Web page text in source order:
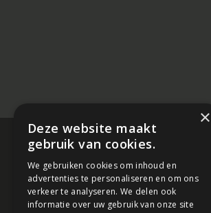
×
Deze website maakt
gebruik van cookies.
We gebruiken cookies om inhoud en
advertenties te personaliseren en om ons
verkeer te analyseren. We delen ook
informatie over uw gebruik van onze site